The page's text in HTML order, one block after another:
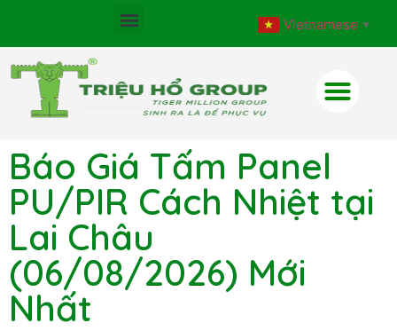
Vietnamese ▼
Báo Giá Tấm Panel
PU/PIR Cách Nhiệt tại
Lai Châu
(06/08/2026) Mới
Nhất